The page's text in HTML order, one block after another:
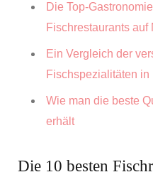
Die Top-
Fischrestaurants auf
Ein Vergleich der
Fischspezialitäten in
Wie man die beste
erhält
Die 10 besten